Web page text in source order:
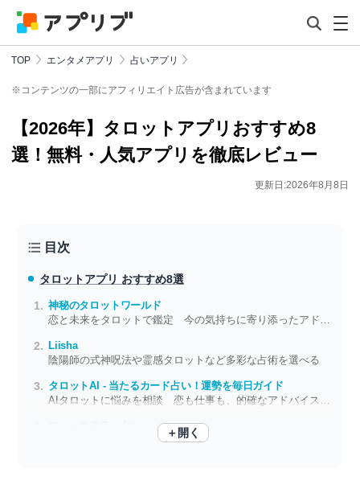
TOP エンタメアプリ 占いアプリ
※コンテンツの一部にアフィリエイト広告が含まれています
【2026年】タロットアプリおすすめ8
選！無料・人気アプリを徹底レビュー
更新日:2026年8月8日
目次
タロットアプリ おすすめ8選
神秘のタロットワールド
恋と未来をタロットで鑑定 今の気持ちに寄り添ったアドバイスが見られる
Liisha
陰陽師の式神呪法や霊感タロットなど多彩な占術を選べる
タロットAI - 当たるカード占い！運勢を毎日ガイド
AIタロットに悩みを相談 恋も仕事も、的確なアドバイスで背中を押してくれる
＋開く